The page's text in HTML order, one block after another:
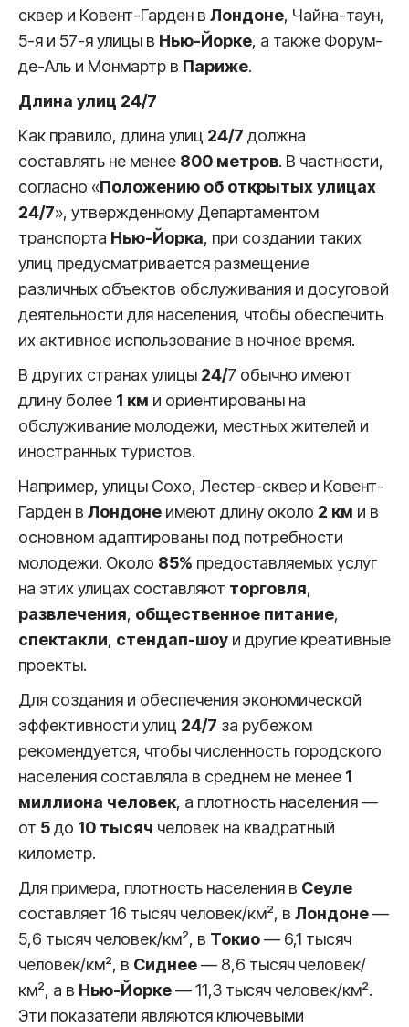
сквер и Ковент-Гарден в Лондоне, Чайна-таун,
5-я и 57-я улицы в Нью-Йорке, а также Форум-
де-Аль и Монмартр в Париже.
Длина улиц 24/7
Как правило, длина улиц 24/7 должна
составлять не менее 800 метров. В частности,
согласно «Положению об открытых улицах
24/7», утвержденному Департаментом
транспорта Нью-Йорка, при создании таких
улиц предусматривается размещение
различных объектов обслуживания и досуговой
деятельности для населения, чтобы обеспечить
их активное использование в ночное время.
В других странах улицы 24/7 обычно имеют
длину более 1 км и ориентированы на
обслуживание молодежи, местных жителей и
иностранных туристов.
Например, улицы Сохо, Лестер-сквер и Ковент-
Гарден в Лондоне имеют длину около 2 км и в
основном адаптированы под потребности
молодежи. Около 85% предоставляемых услуг
на этих улицах составляют торговля,
развлечения, общественное питание,
спектакли, стендап-шоу и другие креативные
проекты.
Для создания и обеспечения экономической
эффективности улиц 24/7 за рубежом
рекомендуется, чтобы численность городского
населения составляла в среднем не менее 1
миллиона человек, а плотность населения —
от 5до 10 тысяч человек на квадратный
километр.
Для примера, плотность населения в Сеуле
составляет 16 тысяч человек/км², в Лондоне—
5,6 тысяч человек/км², в Токио— 6,1 тысяч
человек/км², в Сиднее— 8,6 тысяч человек/
км², а в Нью-Йорке— 11,3 тысяч человек/км².
Эти показатели являются ключевыми